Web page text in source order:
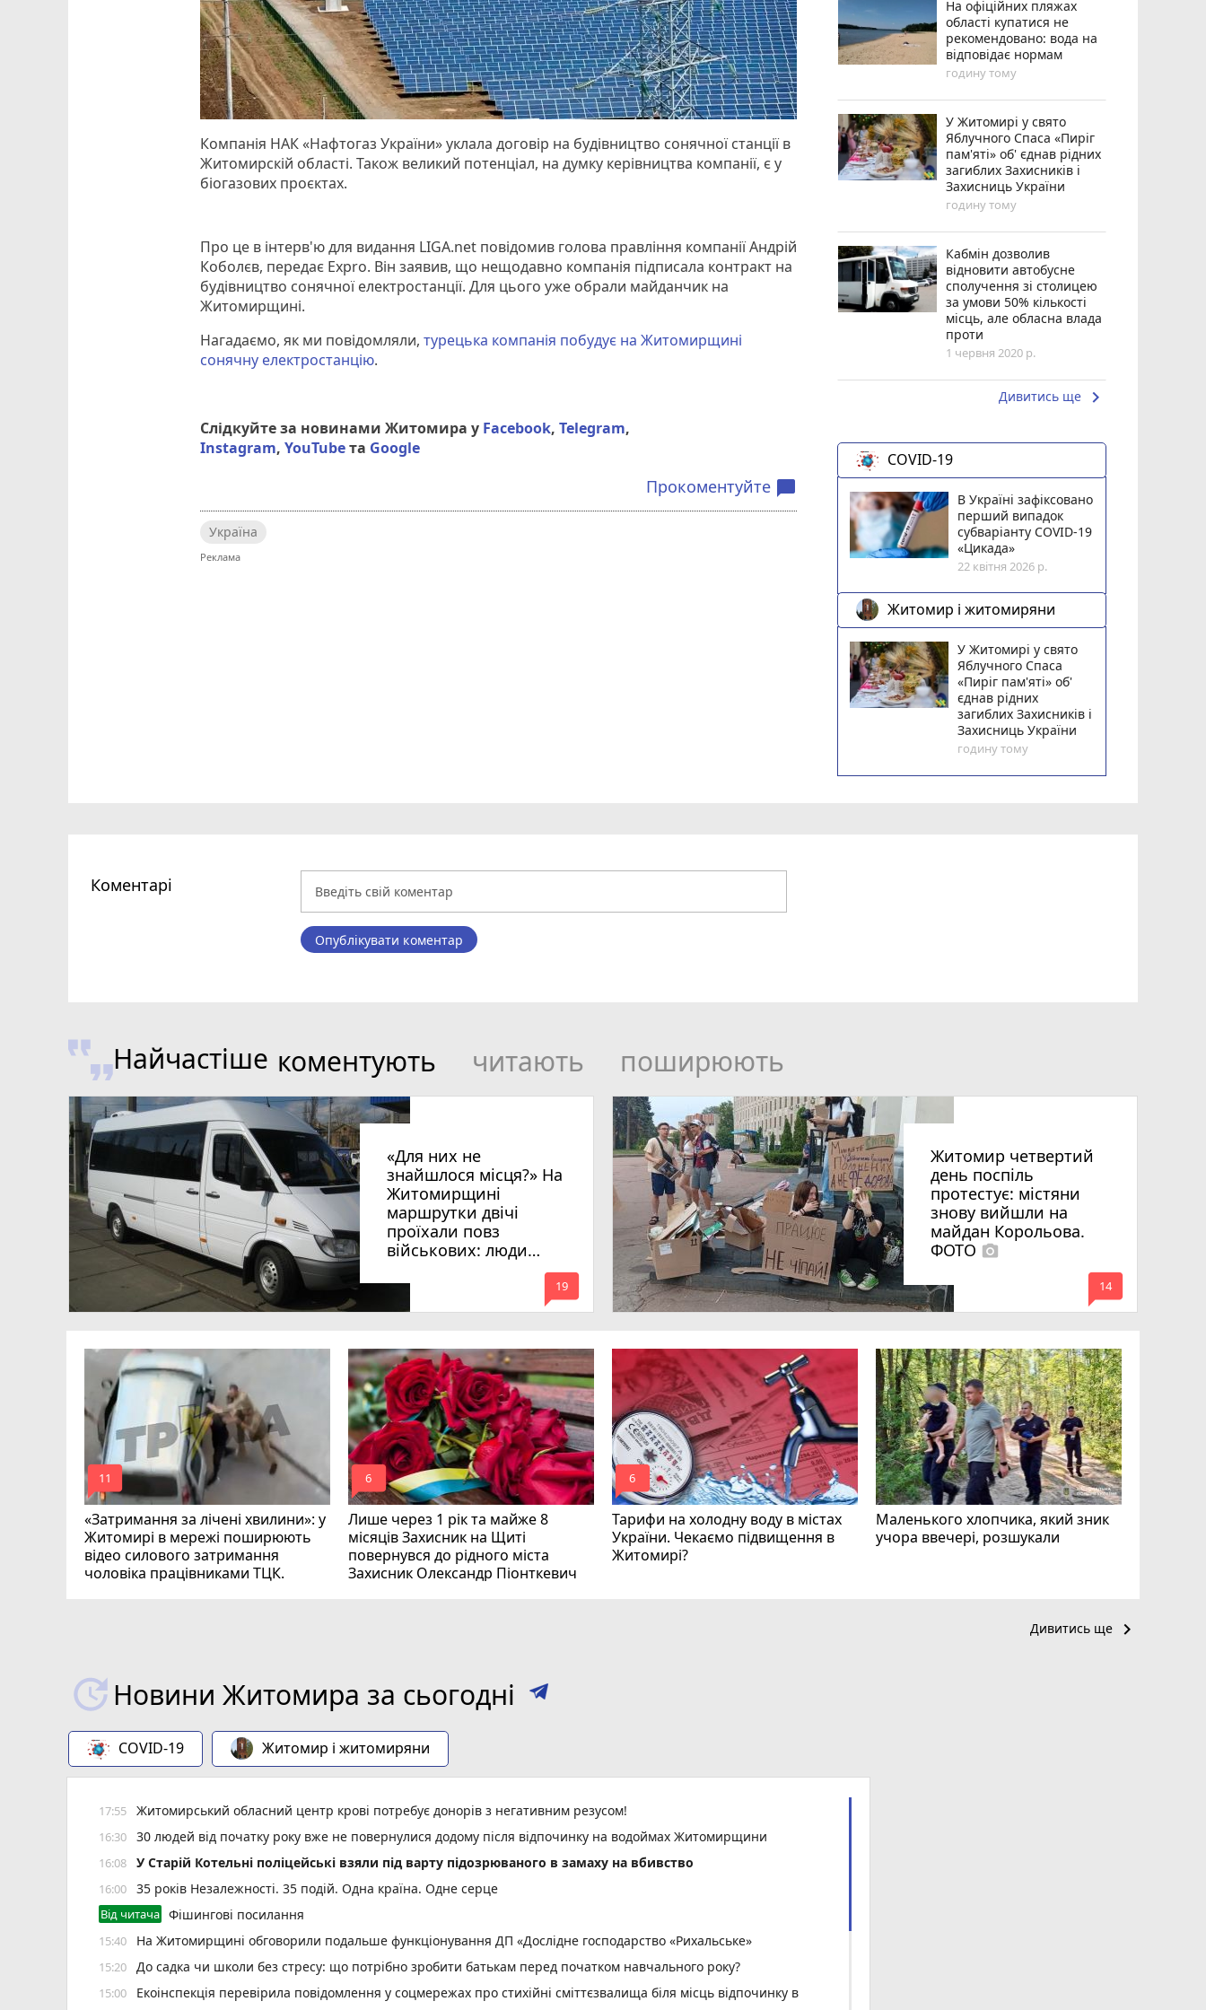
Компанія НАК «Нафтогаз України» уклала договір на будівництво сонячної станції в
Житомирскій області. Також великий потенціал, на думку керівництва компанії, є у
біогазових проєктах.
Про це в інтерв'ю для видання LIGA.net повідомив голова правління компанії Андрій
Коболєв, передає Expro. Він заявив, що нещодавно компанія підписала контракт на
будівництво сонячної електростанції. Для цього уже обрали майданчик на
Житомирщині.
Нагадаємо, як ми повідомляли,турецька компанія побудує на Житомирщині
сонячну електростанцію.
Слідкуйте за новинами Житомира у Facebook,Telegram,
Instagram,YouTubeта Google
Прокоментуйте chat_bubble
Україна
На офіційних пляжах
області купатися не
рекомендовано: вода на
відповідає нормам
годину тому
У Житомирі у свято
Яблучного Спаса «Пиріг
пам'яті» об' єднав рідних
загиблих Захисників і
Захисниць України
годину тому
Кабмін дозволив
відновити автобусне
сполучення зі столицею
за умови 50% кількості
місць, але обласна влада
проти
1 червня 2020 р.
Дивитись ще keyboard_arrow_right
COVID-19
В Україні зафіксовано
перший випадок
субваріанту COVID-19
«Цикада»
22 квітня 2026 р.
Житомир і житомиряни
У Житомирі у свято
Яблучного Спаса
«Пиріг пам'яті» об'
єднав рідних
загиблих Захисників і
Захисниць України
годину тому
Коментарі
Опублікувати коментар
Найчастіше коментують читають поширюють
«Для них не
знайшлося місця?» На
Житомирщині
маршрутки двічі
проїхали повз
військових: люди
вимагають покарати
винних
mode_comment
19
Житомир четвертий
день поспіль
протестує: містяни
знову вийшли на
майдан Корольова.
ФОТО photo_camera
mode_comment
14
«Затримання за лічені хвилини»: у
Житомирі в мережі поширюють
відео силового затримання
чоловіка працівниками ТЦК.
mode_comment
11
Лише через 1 рік та майже 8
місяців Захисник на Щиті
повернувся до рідного міста
Захисник Олександр Піонткевич
mode_comment
6
Тарифи на холодну воду в містах
України. Чекаємо підвищення в
Житомирі?
mode_comment
6
Маленького хлопчика, який зник
учора ввечері, розшукали
Дивитись ще keyboard_arrow_right
Новини Житомира за сьогодні
COVID-19 Житомир і житомиряни
17:55 Житомирський обласний центр крові потребує донорів з негативним резусом!
16:30 30 людей від початку року вже не повернулися додому після відпочинку на водоймах Житомирщини
16:08 У Старій Котельні поліцейські взяли під варту підозрюваного в замаху на вбивство
16:00 35 років Незалежності. 35 подій. Одна країна. Одне серце
Від читача Фішингові посилання
15:40 На Житомирщині обговорили подальше функціонування ДП «Дослідне господарство «Рихальське»
15:20 До садка чи школи без стресу: що потрібно зробити батькам перед початком навчального року?
15:00
Екоінспекція перевірила повідомлення у соцмережах про стихійні сміттєзвалища біля місць відпочинку в